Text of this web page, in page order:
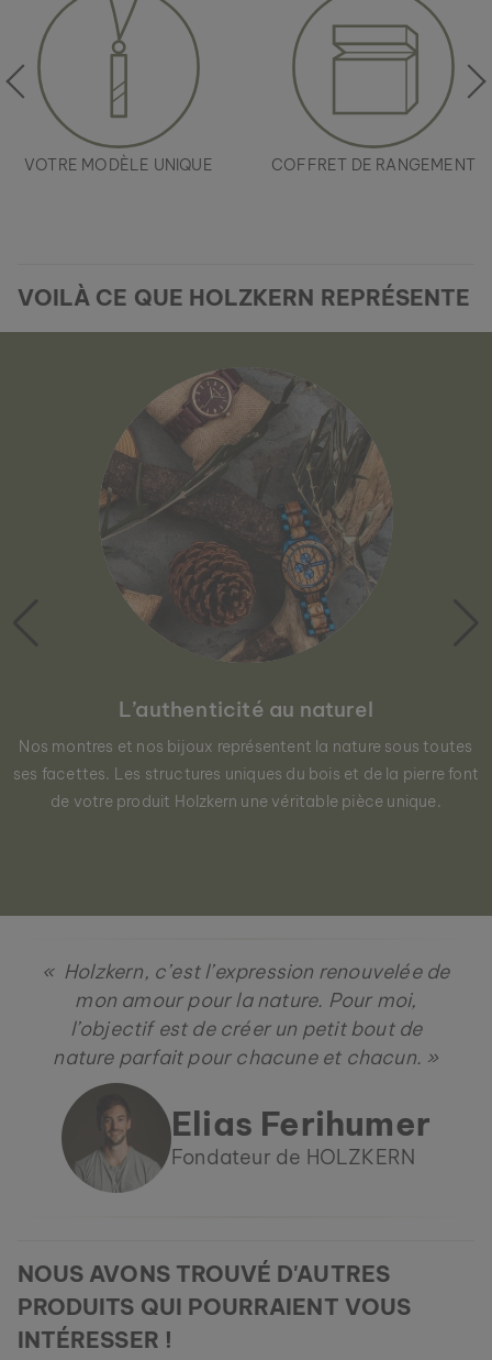
VOTRE MODÈLE UNIQUE COFFRET DE RANGEMENT
99 €
VOILÀ CE QUE HOLZKERN REPRÉSENTE
L’authenticité au naturel
Nos montres et nos bijoux représentent la nature sous toutes
ses facettes. Les structures uniques du bois et de la pierre font
de votre produit Holzkern une véritable pièce unique.
« Holzkern, c’est l’expression renouvelée de
mon amour pour la nature. Pour moi,
l’objectif est de créer un petit bout de
nature parfait pour chacune et chacun. »
Elias Ferihumer
Fondateur de HOLZKERN
NOUS AVONS TROUVÉ D'AUTRES
PRODUITS QUI POURRAIENT VOUS
INTÉRESSER !